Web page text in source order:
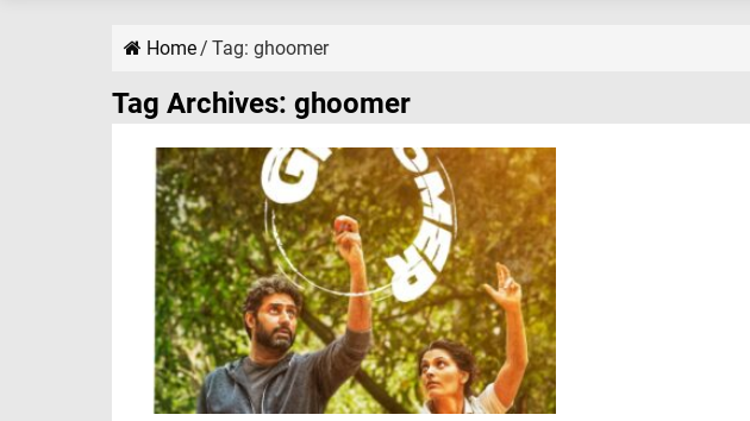
Home/ Tag: ghoomer
Tag Archives: ghoomer